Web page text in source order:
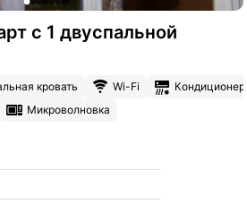
с 1 двуспальной
кровать Wi-Fi
Кондиционер
Микроволновка